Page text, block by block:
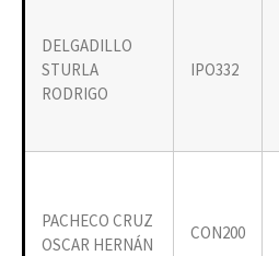
DELGADILLO
STURLA
RODRIGO
IPO332
PACHECO CRUZ
OSCAR HERNÁN
CON200